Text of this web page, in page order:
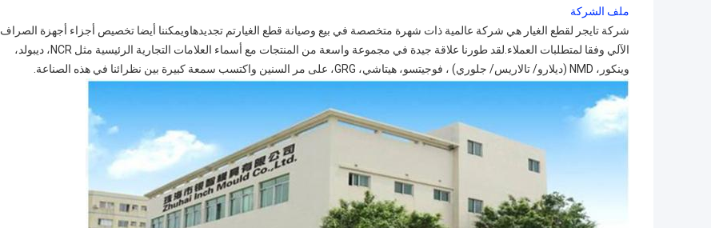
ملف الشركة
شركة تايجر لقطع الغيار هي شركة عالمية ذات شهرة متخصصة في بيع وصيانة قطع الغيارتم تجديدهاويمكننا أيضا تخصيص أجزاء أجهزة الصراف
الآلي وفقا لمتطلبات العملاء.لقد طورنا علاقة جيدة في مجموعة واسعة من المنتجات مع أسماء العلامات التجارية الرئيسية مثل NCR، ديبولد،
وينكور، NMD (ديلارو/ تالاريس/ جلوري) ، فوجيتسو، هيتاشي، GRG، على مر السنين واكتسب سمعة كبيرة بين نظرائنا في هذه الصناعة.